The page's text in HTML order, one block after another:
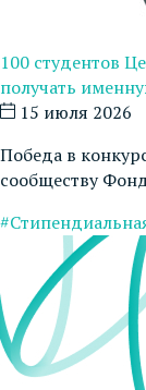
100 студентов
получать
15 июля 2026
Победа в
сообществу